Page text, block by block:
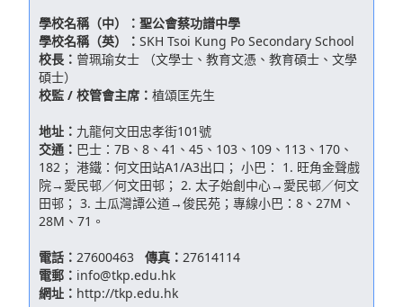
校長：曾珮瑜女士 （文學士、教育文憑、教育碩士、文學
碩士）
校監 / 校管會主席：植頌匡先生
地址： 九龍何文田忠孝街101號
182； 港鐵：何文田站A1/A3出口； 小巴： 1. 旺角金聲戲
院→愛民邨／何文田邨； 2. 太子始創中心→愛民邨／何文
田邨； 3. 土瓜灣譚公道→俊民苑；專線小巴：8、27M、
28M、71。
電話： 27600463
網址： http://tkp.edu.hk